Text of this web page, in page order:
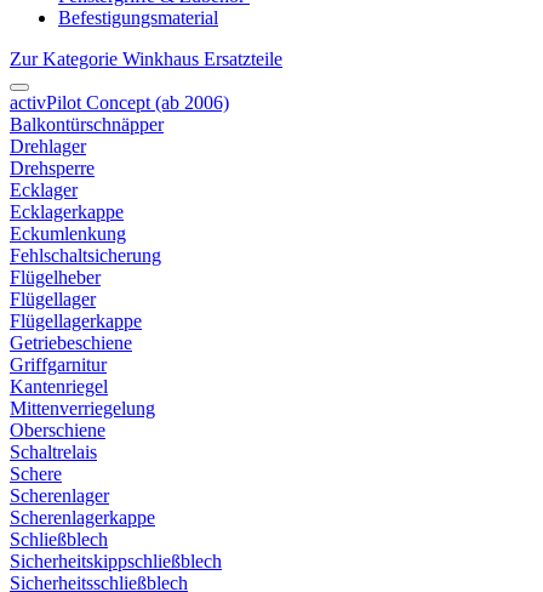
Befestigungsmaterial
Zur Kategorie Winkhaus Ersatzteile
activPilot Concept (ab 2006)
Balkontürschnäpper
Drehlager
Drehsperre
Ecklager
Ecklagerkappe
Eckumlenkung
Fehlschaltsicherung
Flügelheber
Flügellager
Flügellagerkappe
Getriebeschiene
Griffgarnitur
Kantenriegel
Mittenverriegelung
Oberschiene
Schaltrelais
Schere
Scherenlager
Scherenlagerkappe
Schließblech
Sicherheitskippschließblech
Sicherheitsschließblech